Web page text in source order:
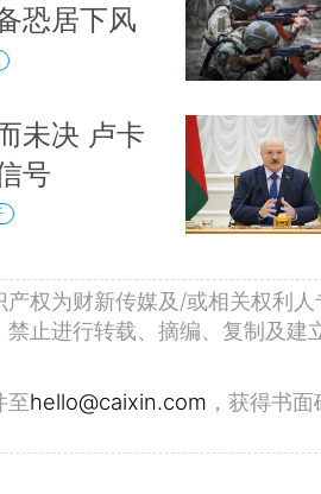
恐居下风
未决 卢卡
号
权为财新传媒及/或相关权利人
止进行转载、摘编、复制及建
至hello@caixin.com ，获得书面